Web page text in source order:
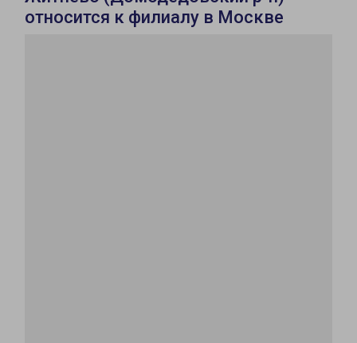
относится к филиалу в Москве